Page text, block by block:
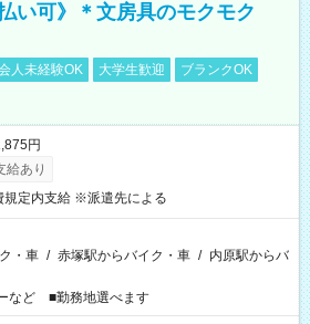
い可》＊文房具のモクモク
人未経験OK 大学生歓迎
ブランクOK
円
給あり
規定内支給 ※派遣先による
・車 / 赤塚駅からバイク・車 / 内原駅からバ
など ■勤務地選べます